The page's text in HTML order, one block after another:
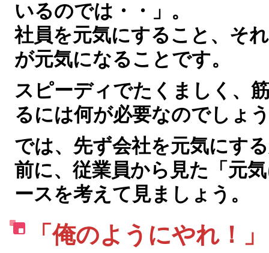
いるのでは・・」。
社員を元気にすること、そ
が元気になることです。
スピーディでたくましく、
るには何が必要なのでしょ
では、先ず会社を元気にす
前に、従業員から見た「元
ースを考えて見ましょう。
「俺のようにやれ！」